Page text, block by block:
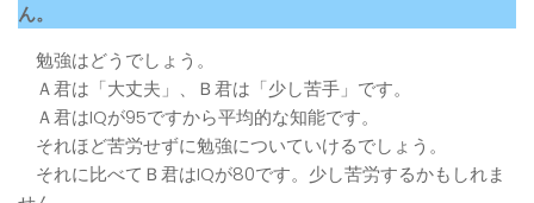
ん。
勉強はどうでしょう。
Ａ君は「大丈夫」、Ｂ君は「少し苦手」です。
Ａ君はIQが95ですから平均的な知能です。
それほど苦労せずに勉強についていけるでしょう。
それに比べてＢ君はIQが80です。少し苦労するかもしれま